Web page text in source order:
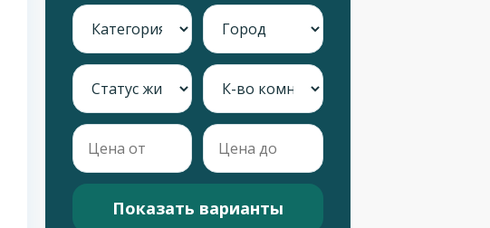
Показать варианты